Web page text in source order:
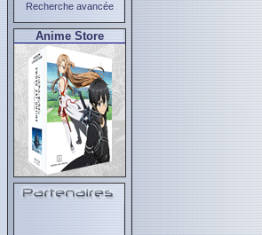
Recherche avancée
Anime Store